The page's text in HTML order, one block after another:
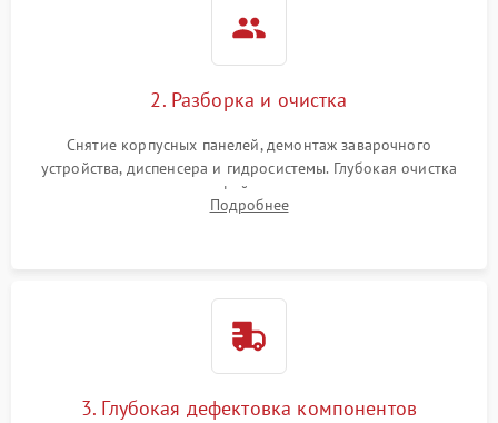
2. Разборка и очистка
Снятие корпусных панелей, демонтаж заварочного
устройства, диспенсера и гидросистемы. Глубокая очистка
внутренних узлов от кофейных масел, жмыха и накипи.
Промывка дренажных каналов и фильтров с использованием
Подробнее
3. Глубокая дефектовка компонентов